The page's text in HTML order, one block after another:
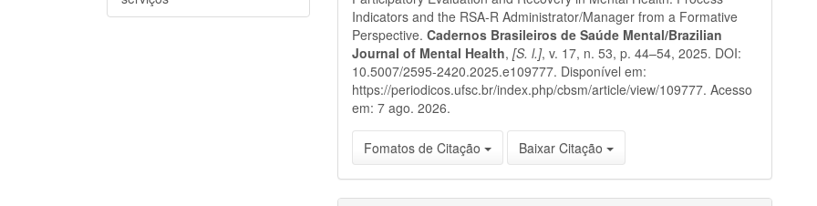
Indicators and the RSA-R Administrator/Manager from a Formative
Perspective.Cadernos Brasileiros de Saúde Mental/Brazilian
Journal of Mental Health,[S. l.], v. 17, n. 53, p. 44–54, 2025. DOI:
10.5007/2595-2420.2025.e109777. Disponível em:
https://periodicos.ufsc.br/index.php/cbsm/article/view/109777. Acesso
em: 7 ago. 2026.
Fomatos de Citação Baixar Citação